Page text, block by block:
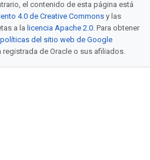
el contenido de esta página está
4.0 de Creative Commons y las
a la licencia Apache 2.0. Para obtener
políticas del sitio web de Google
registrada de Oracle o sus afiliados.